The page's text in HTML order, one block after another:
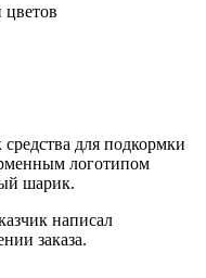
цветов
для подкормки
логотипом
шарик.
написал
заказа.